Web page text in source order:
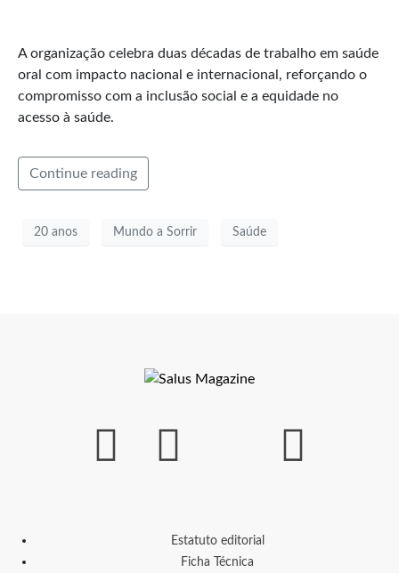
A organização celebra duas décadas de trabalho em saúde
oral com impacto nacional e internacional, reforçando o
compromisso com a inclusão social e a equidade no
acesso à saúde.
Continue reading
20 anos Mundo a Sorrir Saúde
Estatuto editorial
Ficha Técnica